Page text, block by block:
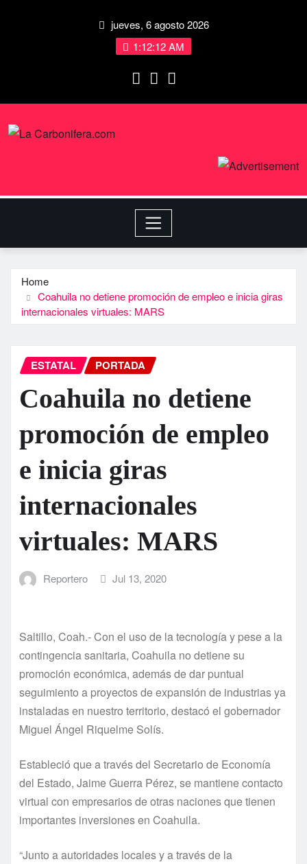
jueves, 6 agosto 2026
1:12:12 AM
Home
Coahuila no detiene promoción de empleo e inicia giras
internacionales virtuales: MARS
ESTATAL PORTADA
Coahuila no detiene
promoción de empleo
e inicia giras
internacionales
virtuales: MARS
Reportero Jul 13, 2020
Saltillo, Coah.- Con el uso de la tecnología y pese a la
contingencia sanitaria, Coahuila no detiene su
promoción económica, además de dar puntual
seguimiento a proyectos de expansión de industrias ya
instaladas en nuestro territorio, destacó el gobernador
Miguel Ángel Riquelme Solís.
Estableció que a través del Secretario de Economía
del Estado, Jaime Guerra Pérez, se mantiene contacto
virtual con empresarios de otras naciones que tienen
importantes inversiones en Coahuila.
“Junto a autoridades locales y a través de la